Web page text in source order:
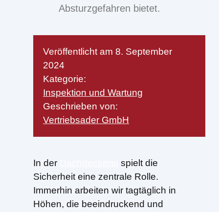
Absturzgefahren bietet.
Veröffentlicht am 8. September
2024
Kategorie:
Inspektion und Wartung
Geschrieben von:
Vertriebsader GmbH
In der
spielt die
Sicherheit eine zentrale Rolle.
Immerhin arbeiten wir tagtäglich in
Höhen, die beeindruckend und